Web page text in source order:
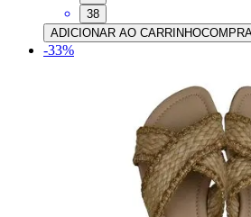
38
ADICIONAR AO CARRINHO
-33%